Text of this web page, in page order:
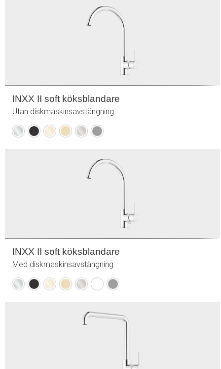
INXX II soft köksblandare
Utan diskmaskinsavstängning
KromMattsvart
PoleradBorstadBorstadMattgrå
INXX II soft köksblandare
Med diskmaskinsavstängning
KromMattsvart
PoleradBorstadBorstadMattvitMattgrå